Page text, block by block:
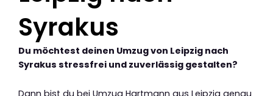
Syrakus
Du möchtest deinen Umzug von Leipzig nach
Syrakus stressfrei und zuverlässig gestalten?